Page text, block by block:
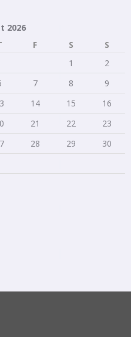
2026
F S
S
1
2
7 8
9
14 15
16
21 22
23
28 29
30